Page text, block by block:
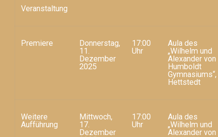
Veranstaltung
Premiere
Donnerstag,
11.
Dezember
2025
17:00
Uhr
Aula des
„Wilhelm und
Alexander von
Humboldt
Gymnasiums“,
Hettstedt
Weitere
Aufführung
Mittwoch,
17.
Dezember
17:00
Uhr
Aula des
„Wilhelm und
Alexander von